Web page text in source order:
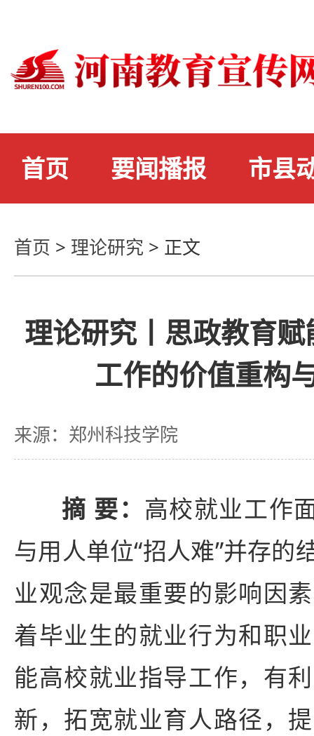
首页 要闻播报 市县
首页 > 理论研究 > 正文
理论研究丨思政教育
工作的价值重构
来源：郑州科技学院
摘 要： 高校就业工作
与用人单位“招人难”并存的
业观念是最重要的影响因
着毕业生的就业行为和职
能高校就业指导工作，有
新，拓宽就业育人路径，